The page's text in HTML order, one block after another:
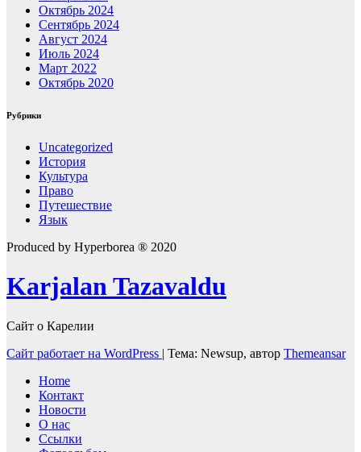
Октябрь 2024
Сентябрь 2024
Август 2024
Июль 2024
Март 2022
Октябрь 2020
Рубрики
Uncategorized
История
Культура
Право
Путешествие
Язык
Produced by Hyperborea ® 2020
Karjalan Tazavaldu
Сайт о Карелии
Сайт работает на WordPress | Тема: Newsup, автор Themeansar
Home
Контакт
Новости
О нас
Ссылки